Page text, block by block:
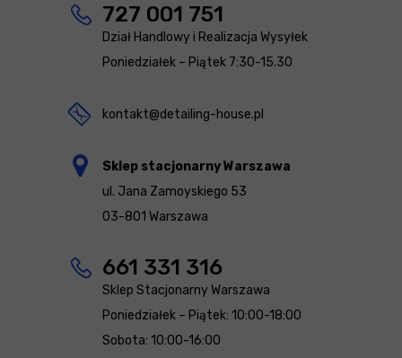
727 001 751
Dział Handlowy i Realizacja Wysyłek
Poniedziałek – Piątek 7:30-15.30
kontakt@detailing-house.pl
Sklep stacjonarny Warszawa
ul. Jana Zamoyskiego 53
03-801 Warszawa
661 331 316
Sklep Stacjonarny Warszawa
Poniedziałek – Piątek: 10:00-18:00
Sobota: 10:00-16:00